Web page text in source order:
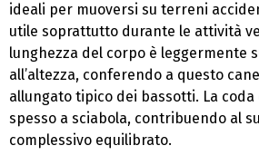
ideali per muoversi su terreni
utile soprattutto durante le attività
lunghezza del corpo è leggermente
all’altezza, conferendo a questo
allungato tipico dei bassotti. La
spesso a sciabola, contribuendo al
complessivo equilibrato.